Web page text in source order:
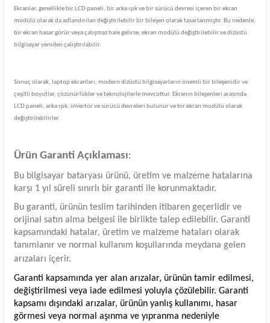
Ekranlar, genellikle bir LCD paneli, bir arka ışık ve bir sürücü devresi içeren bir ekran
modülü olarak da adlandırılan değiştirilebilir bir bileşen olarak tasarlanmıştır. Bu nedenle,
bir ekran hasar görür veya çalışmaz hale gelirse, ekran modülü değiştirilebilir ve dizüstü
bilgisayar yeniden çalıştırılabilir.
Sonuç olarak, laptop ekranları, modern dizüstü bilgisayarların önemli bir bileşenidir ve
çeşitli boyutlar, çözünürlükler ve teknolojilerle mevcuttur. Ekranın bileşenleri arasında
LCD paneli, arka ışık, invertör ve sürücü devreleri bulunur ve bir ekran modülü olarak
değiştirilebilirler.
Ürün Garanti Açıklaması:
Bu bilgisayar bataryası ürünü, üretim ve malzeme hatalarına
karşı 1 yıl süreli sınırlı bir garanti ile korunmaktadır.
Bu garanti, ürünün teslim tarihinden itibaren geçerlidir ve
orijinal satın alma belgesi ile birlikte talep edilebilir. Garanti
kapsamındaki hatalar, üretim ve malzeme hataları olarak
tanımlanır ve normal kullanım koşullarında meydana gelen
arızaları içerir.
Garanti kapsamında yer alan arızalar, ürünün tamir edilmesi,
değiştirilmesi veya iade edilmesi yoluyla çözülebilir. Garanti
kapsamı dışındaki arızalar, ürünün yanlış kullanımı, hasar
görmesi veya normal aşınma ve yıpranma nedeniyle